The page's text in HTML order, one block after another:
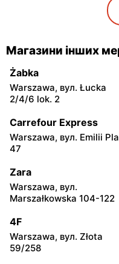
Odido
Warszawa, вул. Portowa
Odido
Rybie, вул. 19 Kwietnia 62
Odido
Łomianki, вул. 11
Odido
Pruszków, вул. Sadowa 2
Odido
Pruszków, вул. Ewy 14a
Магазини інших
Żabka
Warszawa, вул. Łucka
2/4/6 lok. 2
Carrefour Express
Warszawa, вул. Emilii
47
Zara
Warszawa, вул.
Marszałkowska 104-122
4F
Warszawa, вул. Złota
59/258